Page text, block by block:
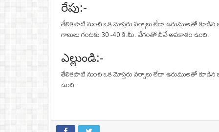
రేపు:-
తేలికపాటి నుంచి ఒక మోస్తరు వర్షాలు లేదా ఉరుములతో కూడిన
గాలులు గంటకు 30 -40 కి.మీ. వేగంతో వీచే అవకాశం ఉంది.
ఎల్లుండి:-
తేలికపాటి నుంచి ఒక మోస్తరు వర్షాలు లేదా ఉరుములతో కూడిన
ఉంది.